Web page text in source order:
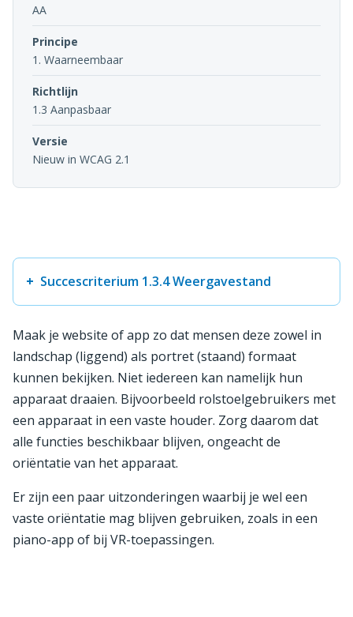
AA
Principe
1. Waarneembaar
Richtlijn
1.3 Aanpasbaar
Versie
Nieuw in WCAG 2.1
Succescriterium 1.3.4 Weergavestand
Maak je website of app zo dat mensen deze zowel in
landschap (liggend) als portret (staand) formaat
kunnen bekijken. Niet iedereen kan namelijk hun
apparaat draaien. Bijvoorbeeld rolstoelgebruikers met
een apparaat in een vaste houder. Zorg daarom dat
alle functies beschikbaar blijven, ongeacht de
oriëntatie van het apparaat.
Er zijn een paar uitzonderingen waarbij je wel een
vaste oriëntatie mag blijven gebruiken, zoals in een
piano-app of bij VR-toepassingen.